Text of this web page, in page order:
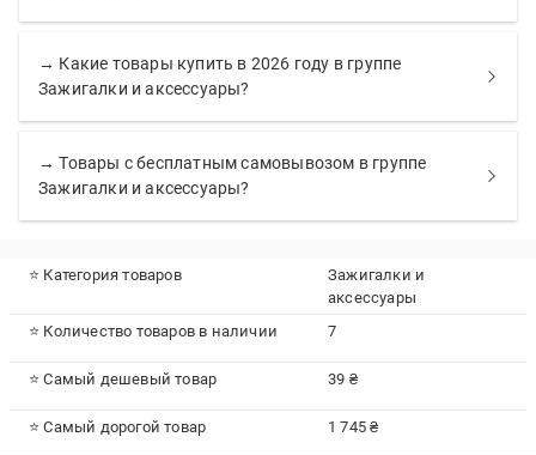
→ Какие товары купить в 2026 году в группе
Зажигалки и аксессуары?
→ Товары с бесплатным самовывозом в группе
Зажигалки и аксессуары?
⭐ Категория товаров
Зажигалки и
аксессуары
⭐ Количество товаров в наличии
7
⭐ Самый дешевый товар 39 ₴
⭐ Самый дорогой товар 1 745 ₴